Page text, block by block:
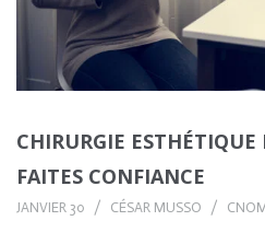
CHIRURGIE ESTHÉTIQUE
FAITES CONFIANCE
JANVIER 30 CÉSAR MUSSO